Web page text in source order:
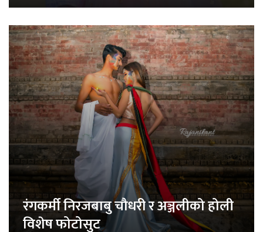
रंगकर्मी निरजबाबु चौधरी र अञ्जलीको होली
विशेष फोटोसुट